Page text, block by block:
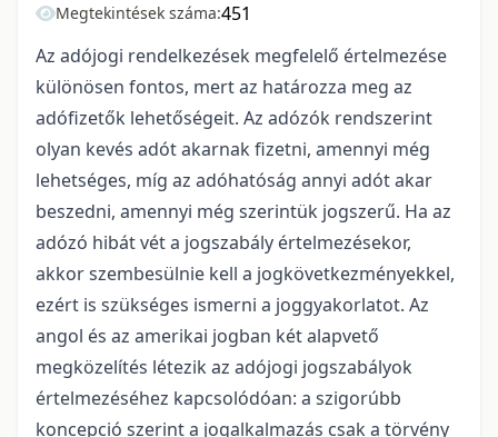
Megtekintések száma:451
Az adójogi rendelkezések megfelelő értelmezése
különösen fontos, mert az határozza meg az
adófizetők lehetőségeit. Az adózók rendszerint
olyan kevés adót akarnak fizetni, amennyi még
lehetséges, míg az adóhatóság annyi adót akar
beszedni, amennyi még szerintük jogszerű. Ha az
adózó hibát vét a jogszabály értelmezésekor,
akkor szembesülnie kell a jogkövetkezményekkel,
ezért is szükséges ismerni a joggyakorlatot. Az
angol és az amerikai jogban két alapvető
megközelítés létezik az adójogi jogszabályok
értelmezéséhez kapcsolódóan: a szigorúbb
koncepció szerint a jogalkalmazás csak a törvény